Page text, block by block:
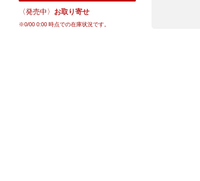
〈発売中〉 お取り寄せ
※0/00 0:00 時点での在庫状況です。